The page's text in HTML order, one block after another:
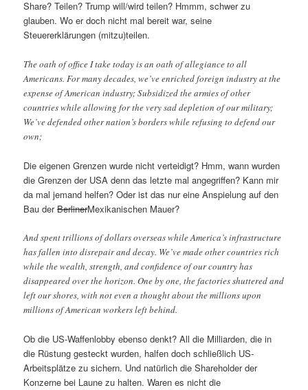
Share? Teilen? Trump will/wird teilen? Hmmm, schwer zu
glauben. Wo er doch nicht mal bereit war, seine
Steuererklärungen (mitzu)teilen.
The oath of office I take today is an oath of allegiance to all
Americans. For many decades, we’ve enriched foreign industry at the
expense of American industry; Subsidized the armies of other
countries while allowing for the very sad depletion of our military;
We’ve defended other nation’s borders while refusing to defend our
own;
Die eigenen Grenzen wurde nicht verteidigt? Hmm, wann wurden
die Grenzen der USA denn das letzte mal angegriffen? Kann mir
da mal jemand helfen? Oder ist das nur eine Anspielung auf den
Bau derBerlinerMexikanischen Mauer?
And spent trillions of dollars overseas while America’s infrastructure
has fallen into disrepair and decay. We’ve made other countries rich
while the wealth, strength, and confidence of our country has
disappeared over the horizon. One by one, the factories shuttered and
left our shores, with not even a thought about the millions upon
millions of American workers left behind.
Ob die US-Waffenlobby ebenso denkt? All die Milliarden, die in
die Rüstung gesteckt wurden, halfen doch schließlich US-
Arbeitsplätze zu sichern. Und natürlich die Shareholder der
Konzerne bei Laune zu halten. Waren es nicht die